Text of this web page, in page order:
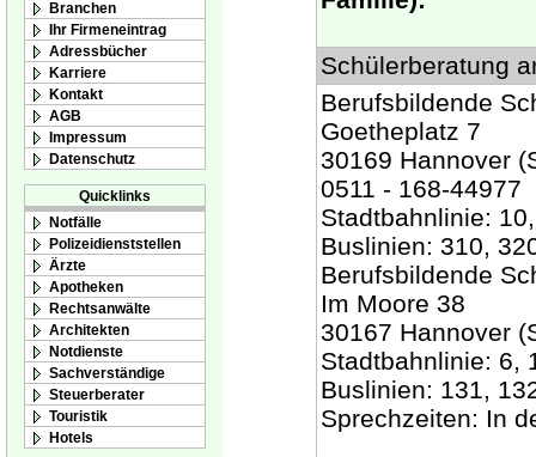
Branchen
Ihr Firmeneintrag
Adressbücher
Karriere
Kontakt
AGB
Impressum
Datenschutz
Quicklinks
Notfälle
Polizeidienststellen
Ärzte
Apotheken
Rechtsanwälte
Architekten
Notdienste
Sachverständige
Steuerberater
Touristik
Hotels
Schülerberatung
Berufsbildende
Goetheplatz 7
30169 Hannover
0511 - 168-44977
Stadtbahnlinie:
Buslinien: 310,
Berufsbildende
Im Moore 38
30167 Hannover
Stadtbahnlinie: 6,
Buslinien: 131,
Sprechzeiten: In